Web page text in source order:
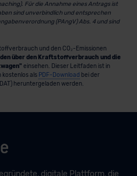
Für die Annahme eines Antrags ist
sind unverbindlich und entsprechen
(PAngV) Abs. 4 und sind
und den CO₂-Emissionen
über den Kraftstoffverbrauch und die
einsehen. Dieser Leitfaden ist in
kostenlos als PDF-Download bei der
heruntergeladen werden.
digitale Plattform, die